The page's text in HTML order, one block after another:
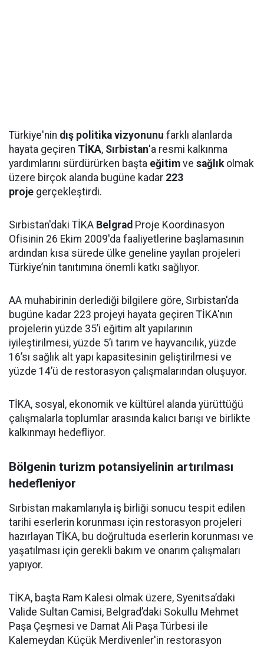
Türkiye'nin dış politika vizyonunu farklı alanlarda
hayata geçiren TİKA, Sırbistan'a resmi kalkınma
yardımlarını sürdürürken başta eğitim ve sağ lık olmak
üzere birçok alanda bugüne kadar 223
proje gerçekleştirdi.
Sırbistan'daki TİKA Belgrad Proje Koordinasyon
Ofisinin 26 Ekim 2009'da faaliyetlerine başlamasının
ardından kısa sürede ülke geneline yayılan projeleri
Türkiye’nin tanıtımına önemli katkı sağlıyor.
AA muhabirinin derlediği bilgilere göre, Sırbistan'da
bugüne kadar 223 projeyi hayata geçiren TİKA'nın
projelerin yüzde 35’i eğitim alt yapılarının
iyileştirilmesi, yüzde 5’i tarım ve hayvancılık, yüzde
16’sı sağlık alt yapı kapasitesinin geliştirilmesi ve
yüzde 14’ü de restorasyon çalışmalarından oluşuyor.
TİKA, sosyal, ekonomik ve kültürel alanda yürüttüğü
çalışmalarla toplumlar arasında kalıcı barışı ve birlikte
kalkınmayı hedefliyor.
Bölgenin turizm potansiyelinin artırılması
hedefleniyor
Sırbistan makamlarıyla iş birliği sonucu tespit edilen
tarihi eserlerin korunması için restorasyon projeleri
hazırlayan TİKA, bu doğrultuda eserlerin korunması ve
yaşatılması için gerekli bakım ve onarım çalışmaları
yapıyor.
TİKA, başta Ram Kalesi olmak üzere, Syenitsa’daki
Valide Sultan Camisi, Belgrad’daki Sokullu Mehmet
Paşa Çeşmesi ve Damat Ali Paşa Türbesi ile
Kalemeydan Küçük Merdivenler'in restorasyon